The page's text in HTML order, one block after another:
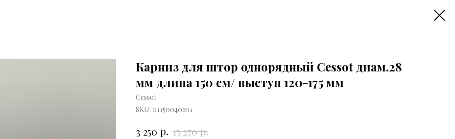
Карниз для штор однорядный Cessot диам.28
мм длина 150 см/ выступ 120-175 мм
Cessot
SKU: 01150040201
3 250 р. 15 270 р.